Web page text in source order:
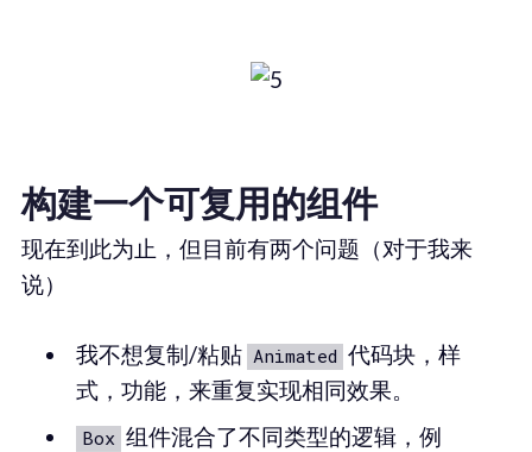
构建一个可复用的组件
现在到此为止，但目前有两个问题（对于我来
说）
我不想复制/粘贴 Animated 代码块，样
式，功能，来重复实现相同效果。
Box 组件混合了不同类型的逻辑，例